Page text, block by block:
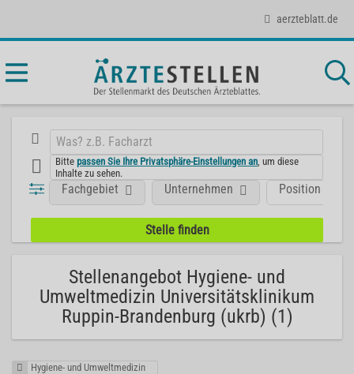
aerzteblatt.de
Bittepassen Sie Ihre Privatsphäre-Einstellungen an , um diese
Inhalte zu sehen.
Position
Fachgebiet Unternehmen
Stellenangebot Hygiene- und
Umweltmedizin Universitätsklinikum
Ruppin-Brandenburg (ukrb) (1)
Hygiene- und Umweltmedizin